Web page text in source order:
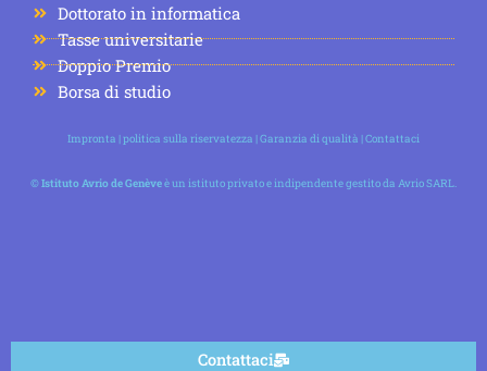
Dottorato in informatica
Tasse universitarie
Doppio Premio
Borsa di studio
Impronta |politica sulla riservatezza |Garanzia di qualità |Contattaci
©Istituto Avrio de Genèveè un istituto privato e indipendente gestito da Avrio SARL.
Contattaci